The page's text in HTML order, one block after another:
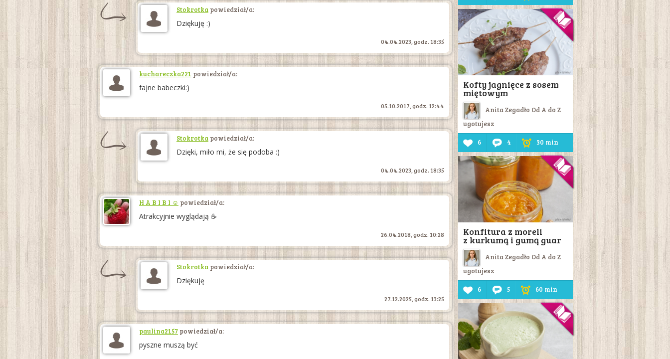
Stokrotka powiedział/a:
Dziękuję :)
04.04.2023, godz. 18:35
kuchareczka221 powiedział/a:
fajne babeczki:)
05.10.2017, godz. 12:44
Stokrotka powiedział/a:
Dzięki, miło mi, że się podoba :)
04.04.2023, godz. 18:35
H A B I B I ☺ powiedział/a:
Atrakcyjnie wyglądają ☕️
26.04.2018, godz. 10:28
Stokrotka powiedział/a:
Dziękuję
27.12.2025, godz. 13:25
paulina2157 powiedział/a:
pyszne muszą być
Kofty jagnięce z sosem
miętowym
Anita Zegadło Od A do Z
ugotujesz
6 4 30 min
Konfitura z moreli
z kurkumą i gumą guar
Anita Zegadło Od A do Z
ugotujesz
6 5 60 min